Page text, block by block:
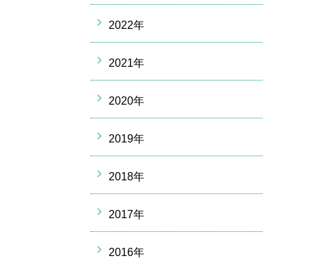
2022年
2021年
2020年
2019年
2018年
2017年
2016年